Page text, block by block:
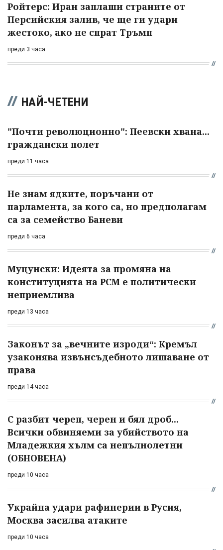
Ройтерс: Иран заплаши страните от
Персийския залив, че ще ги удари
жестоко, ако не спрат Тръмп
преди 3 часа
НАЙ-ЧЕТЕНИ
"Почти революционно": Пеевски хвана...
граждански полет
преди 11 часа
Не знам ядките, поръчани от
парламента, за кого са, но предполагам
са за семейство Баневи
преди 6 часа
Муцунски: Идеята за промяна на
конституцията на РСМ е политически
неприемлива
преди 13 часа
Законът за „вечните изроди“: Кремъл
узаконява извънсъдебното лишаване от
права
преди 14 часа
С разбит череп, черен и бял дроб...
Всички обвиняеми за убийството на
Младежкия хълм са непълнолетни
(ОБНОВЕНА)
преди 10 часа
Украйна удари рафинерии в Русия,
Москва засилва атаките
преди 10 часа